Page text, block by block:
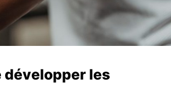
les